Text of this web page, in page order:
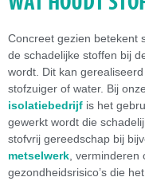
Concreet gezien betekent
de schadelijke stoffen bij
wordt. Dit kan
stofzuiger of water. Bij
isolatiebedrijf is het
gewerkt wordt die
stofvrij gereedschap bij
metselwerk ,
gezondheidsrisico’s die